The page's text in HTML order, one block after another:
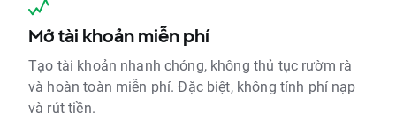
Mở tài khoản miễn phí
Tạo tài khoản nhanh chóng, không thủ tục rườm rà
và hoàn toàn miễn phí. Đặc biệt, không tính phí nạp
và rút tiền.